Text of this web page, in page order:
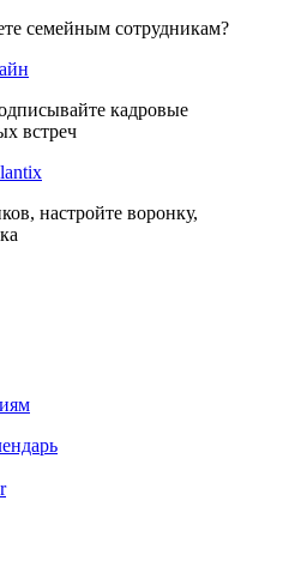
семейным сотрудникам?
кадровые
встреч
настройте воронку,